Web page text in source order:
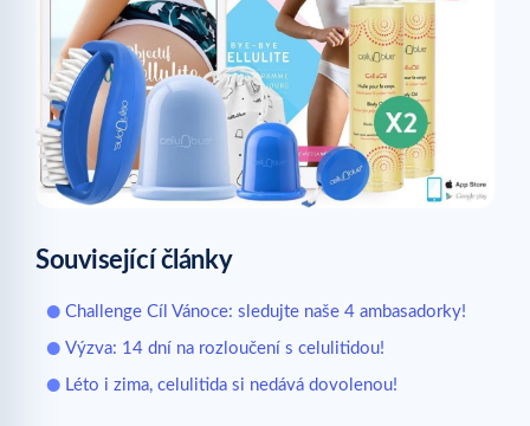
Související články
Challenge Cíl Vánoce: sledujte naše 4 ambasadorky!
Výzva: 14 dní na rozloučení s celulitidou!
Léto i zima, celulitida si nedává dovolenou!